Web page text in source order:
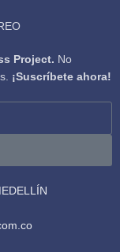
Project. No
¡Suscríbete ahora!